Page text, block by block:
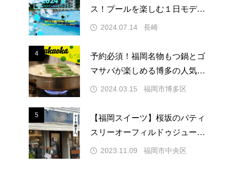
ス！プールを楽しむ１日モデル
プラン2024.07.14 長崎
4
予約必須！福岡名物もつ鍋とゴ
マサバが楽しめる博多の人気店
『前田屋』
2024.03.15 福岡市博多区
5
【福岡スイーツ】桜坂のパティ
スリーオーフィルドゥジュール
の美的ケーキ
2023.11.09 福岡市中央区